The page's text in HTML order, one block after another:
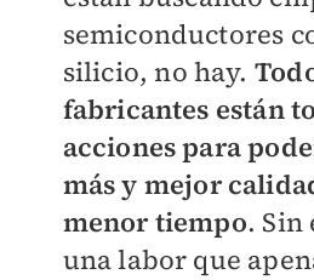
semiconductores
silicio, no hay.
fabricantes están
acciones para
más y mejor
menor tiempo. Sin
una labor que